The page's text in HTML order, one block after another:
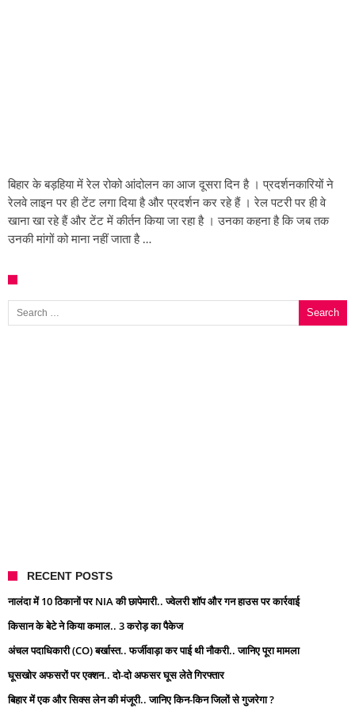
बिहार के बड़हिया में रेल रोको आंदोलन का आज दूसरा दिन है । प्रदर्शनकारियों ने
रेलवे लाइन पर ही टेंट लगा दिया है और प्रदर्शन कर रहे हैं । रेल पटरी पर ही वे
खाना खा रहे हैं और टेंट में कीर्तन किया जा रहा है । उनका कहना है कि जब तक
उनकी मांगों को माना नहीं जाता है …
Search for:
RECENT POSTS
नालंदा में 10 ठिकानों पर NIA की छापेमारी.. ज्वेलरी शॉप और गन हाउस पर कार्रवाई
किसान के बेटे ने किया कमाल.. 3 करोड़ का पैकेज
अंचल पदाधिकारी (CO) बर्खास्त.. फर्जीवाड़ा कर पाई थी नौकरी.. जानिए पूरा मामला
घूसखोर अफसरों पर एक्शन.. दो-दो अफसर घूस लेते गिरफ्तार
बिहार में एक और सिक्स लेन की मंजूरी.. जानिए किन-किन जिलों से गुजरेगा ?